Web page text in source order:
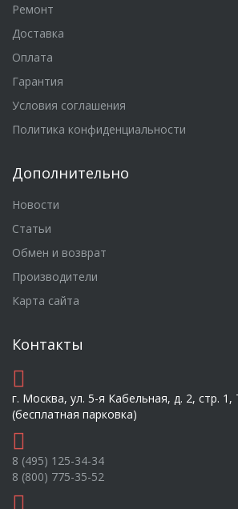
Ремонт
Доставка
Оплата
Гарантия
Условия соглашения
Политика конфиденциальности
Дополнительно
Новости
Статьи
Обмен и возврат
Производители
Карта сайта
Контакты
г. Москва, ул. 5-я Кабельная, д. 2, стр.
(бесплатная парковка)
8 (495) 125-34-34
8 (800) 775-35-52